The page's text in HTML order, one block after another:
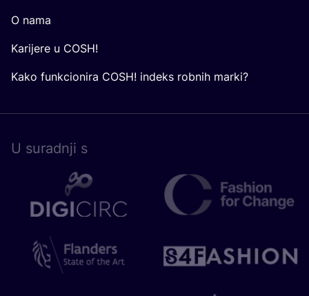
O nama
Karijere u COSH!
Kako funkcionira COSH! indeks robnih marki?
U surad­nji s